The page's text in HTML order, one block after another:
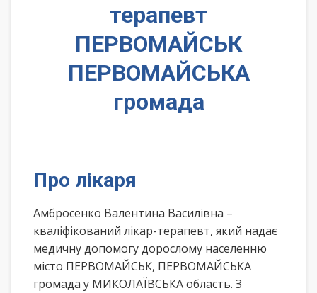
терапевт
ПЕРВОМАЙСЬК
ПЕРВОМАЙСЬКА
громада
Про лікаря
Амбросенко Валентина Василівна –
кваліфікований лікар-терапевт, який надає
медичну допомогу дорослому населенню
місто ПЕРВОМАЙСЬК, ПЕРВОМАЙСЬКА
громада у МИКОЛАЇВСЬКА область. З